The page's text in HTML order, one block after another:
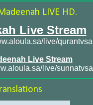
LIVE HD.
Live Stream
live/qurantvsa
Live Stream
live/sunnatvsa